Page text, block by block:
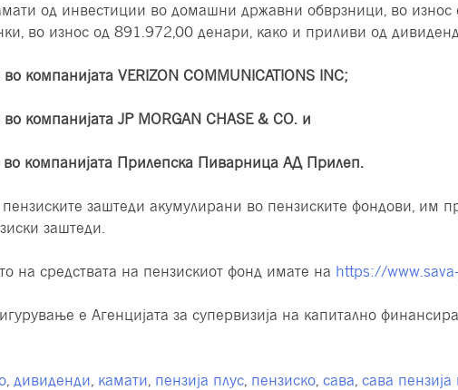
од инвестиции во домашни државни обврзници, во
во износ од 891.972,00 денари, како и приливи од
компанијата VERIZON COMMUNICATIONS INC;
компанијата JP MORGAN CHASE & CO. и
во компанијата Прилепска Пиварница АД Прилеп.
заштеди акумулирани во пензиските фондови, им
заштеди.
на средствата на пензискиот фонд имате на https://
е Агенцијата за супервизија на капитално
, дивиденди, камати, пензија плус, пензиско, сава, сава пензија